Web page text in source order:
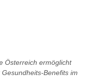
Österreich ermöglicht
Benefits im